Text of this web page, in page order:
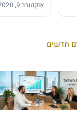
אוקטובר 9, 2020
חדשים